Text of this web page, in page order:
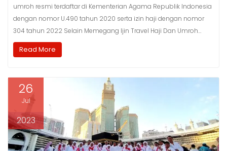
umroh resmi terdaftar di Kementerian Agama Republik Indonesia
dengan nomor U.490 tahun 2020 serta izin haji dengan nomor
304 tahun 2022 Selain Memegang Ijin Travel Haji Dan Umroh…
Read More
26
Jul
2023